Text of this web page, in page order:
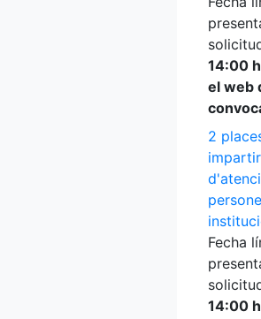
14:00
el web
2
Fecha
14:00 h